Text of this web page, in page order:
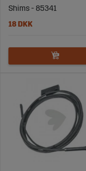
Shims - 85341
18 DKK